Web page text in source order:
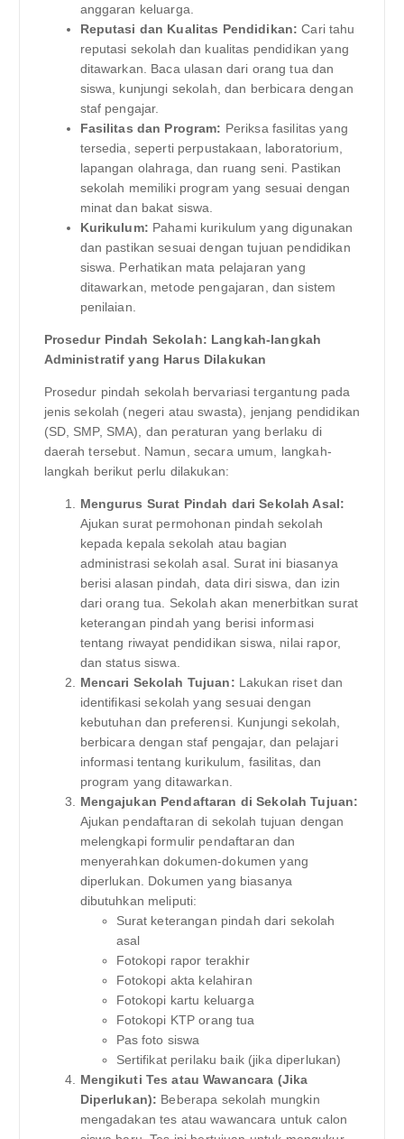
anggaran keluarga.
Reputasi dan Kualitas Pendidikan: Cari tahu
reputasi sekolah dan kualitas pendidikan yang
ditawarkan. Baca ulasan dari orang tua dan
siswa, kunjungi sekolah, dan berbicara dengan
staf pengajar.
Fasilitas dan Program: Periksa fasilitas yang
tersedia, seperti perpustakaan, laboratorium,
lapangan olahraga, dan ruang seni. Pastikan
sekolah memiliki program yang sesuai dengan
minat dan bakat siswa.
Kurikulum: Pahami kurikulum yang digunakan
dan pastikan sesuai dengan tujuan pendidikan
siswa. Perhatikan mata pelajaran yang
ditawarkan, metode pengajaran, dan sistem
penilaian.
Prosedur Pindah Sekolah: Langkah-langkah
Administratif yang Harus Dilakukan
Prosedur pindah sekolah bervariasi tergantung pada
jenis sekolah (negeri atau swasta), jenjang pendidikan
(SD, SMP, SMA), dan peraturan yang berlaku di
daerah tersebut. Namun, secara umum, langkah-
langkah berikut perlu dilakukan:
Mengurus Surat Pindah dari Sekolah Asal:
Ajukan surat permohonan pindah sekolah
kepada kepala sekolah atau bagian
administrasi sekolah asal. Surat ini biasanya
berisi alasan pindah, data diri siswa, dan izin
dari orang tua. Sekolah akan menerbitkan surat
keterangan pindah yang berisi informasi
tentang riwayat pendidikan siswa, nilai rapor,
dan status siswa.
Mencari Sekolah Tujuan: Lakukan riset dan
identifikasi sekolah yang sesuai dengan
kebutuhan dan preferensi. Kunjungi sekolah,
berbicara dengan staf pengajar, dan pelajari
informasi tentang kurikulum, fasilitas, dan
program yang ditawarkan.
Mengajukan Pendaftaran di Sekolah Tujuan:
Ajukan pendaftaran di sekolah tujuan dengan
melengkapi formulir pendaftaran dan
menyerahkan dokumen-dokumen yang
diperlukan. Dokumen yang biasanya
dibutuhkan meliputi:
Surat keterangan pindah dari sekolah
asal
Fotokopi rapor terakhir
Fotokopi akta kelahiran
Fotokopi kartu keluarga
Fotokopi KTP orang tua
Pas foto siswa
Sertifikat perilaku baik (jika diperlukan)
Mengikuti Tes atau Wawancara (Jika
Diperlukan): Beberapa sekolah mungkin
mengadakan tes atau wawancara untuk calon